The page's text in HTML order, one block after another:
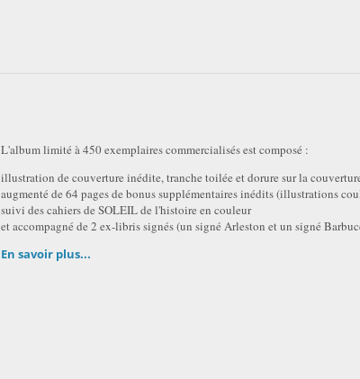
L'album limité à 450 exemplaires commercialisés est composé :
illustration de couverture inédite, tranche toilée et dorure sur la
augmenté de 64 pages de bonus supplémentaires inédits (illustrations
suivi des cahiers de SOLEIL de l'histoire en couleur
et accompagné de 2 ex-libris signés (un signé Arleston et un signé
En savoir plus...